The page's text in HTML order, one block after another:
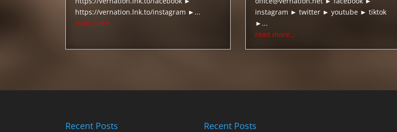
https://vernation.lnk.to/instagram ►...
read more...
instagram ► twitter ► youtube ► tiktok
►...
read more...
Recent Posts Recent Posts